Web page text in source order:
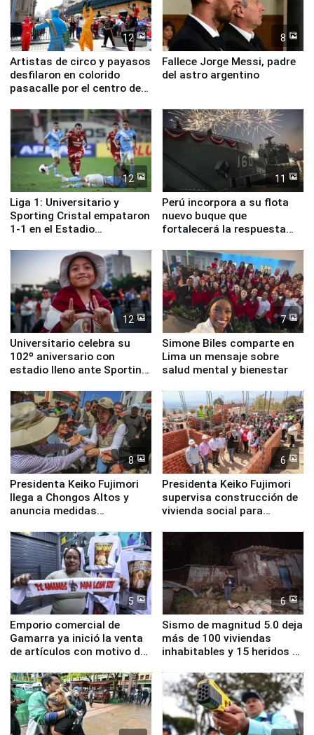
12
Artistas de circo y payasos
desfilaron en colorido
pasacalle por el centro de
8
Fallece Jorge Messi, padre
del astro argentino
12
Liga 1: Universitario y
Sporting Cristal empataron
1-1 en el Estadio
11
Perú incorpora a su flota
nuevo buque que
fortalecerá la respuesta
12
Universitario celebra su
102º aniversario con
estadio lleno ante Sporting
7
Simone Biles comparte en
Lima un mensaje sobre
salud mental y bienestar
8
Presidenta Keiko Fujimori
llega a Chongos Altos y
anuncia medidas
educación, salud y empleo
6
Presidenta Keiko Fujimori
supervisa construcción de
vivienda social para
5
Emporio comercial de
Gamarra ya inició la venta
de artículos con motivo de
6
Sismo de magnitud 5.0 deja
más de 100 viviendas
inhabitables y 15 heridos en